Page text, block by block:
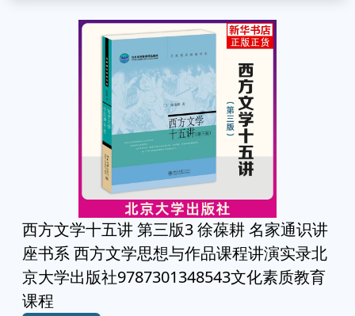
西方文学十五讲 第三版3 徐葆耕 名家通识讲
座书系 西方文学思想与作品课程讲演实录北
京大学出版社9787301348543文化素质教育
课程